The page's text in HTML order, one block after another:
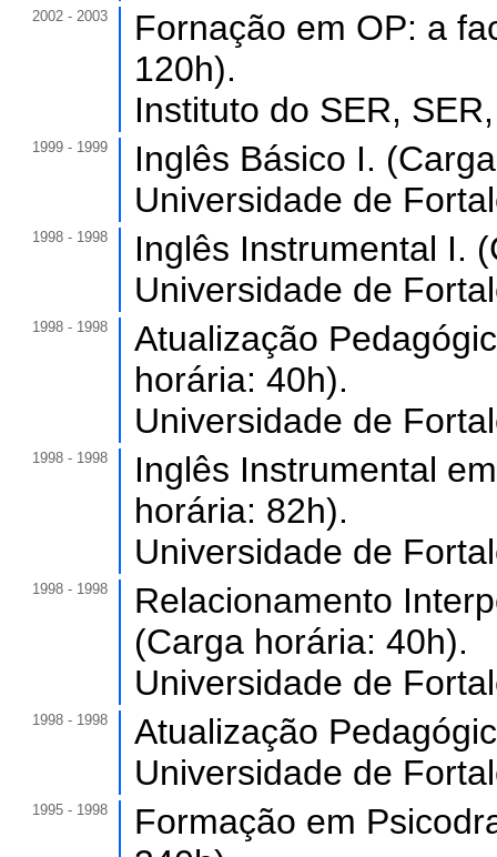
2002 - 2003
Fornação em OP: a
120h).
Instituto do SER,
1999 - 1999
Inglês Básico I.
Universidade de
1998 - 1998
Inglês Instrumental I.
Universidade de
1998 - 1998
Atualização
horária: 40h).
Universidade de
1998 - 1998
Inglês Instrumental
horária: 82h).
Universidade de
1998 - 1998
Relacionamento
(Carga horária: 40h).
Universidade de
1998 - 1998
Atualização
Universidade de
1995 - 1998
Formação em